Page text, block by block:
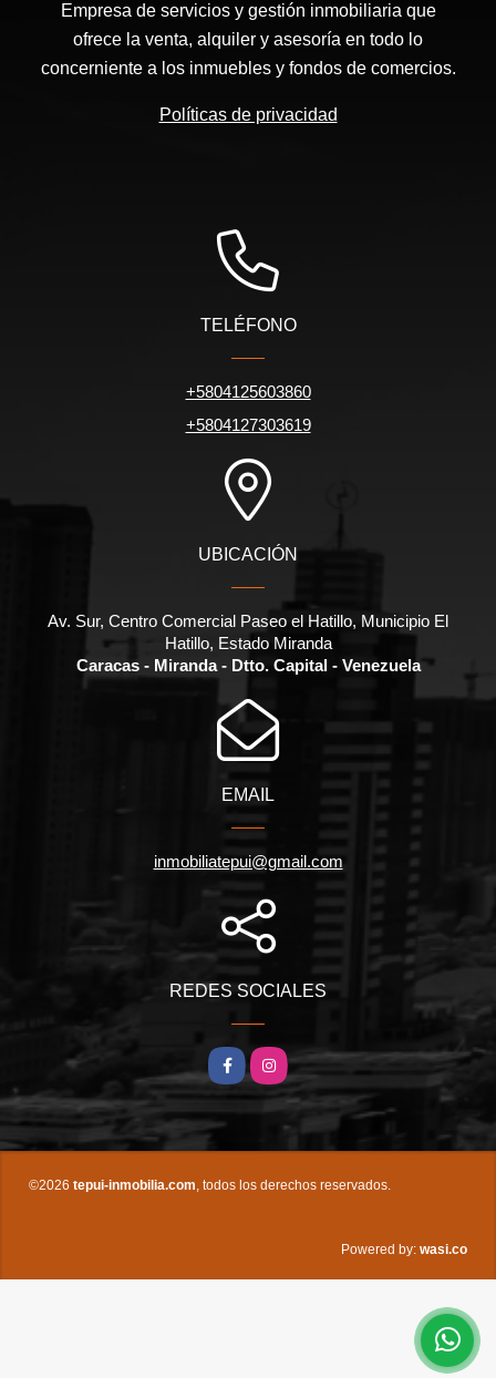
Empresa de servicios y gestión inmobiliaria que
ofrece la venta, alquiler y asesoría en todo lo
concerniente a los inmuebles y fondos de comercios.
Políticas de privacidad
TELÉFONO
+5804125603860
+5804127303619
UBICACIÓN
Av. Sur, Centro Comercial Paseo el Hatillo, Municipio El
Hatillo, Estado Miranda
Caracas - Miranda - Dtto. Capital - Venezuela
EMAIL
inmobiliatepui@gmail.com
REDES SOCIALES
FacebookInstagram
©2026 tepui-inmobilia.com, todos los derechos reservados.
Powered by: wasi.co